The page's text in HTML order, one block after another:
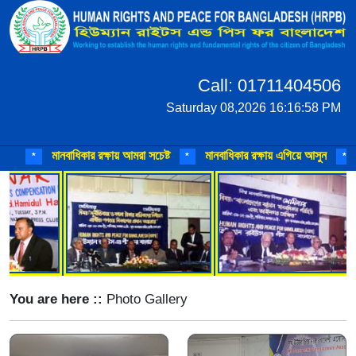
Call: 01711404506
Saturday 08,2026 16:16:58 PM
মানবাধিকার রক্ষায় আমরা সচেষ্ট মানবাধিকার রক্ষায় এগিয়ে আসুন
You are here :: Photo Gallery